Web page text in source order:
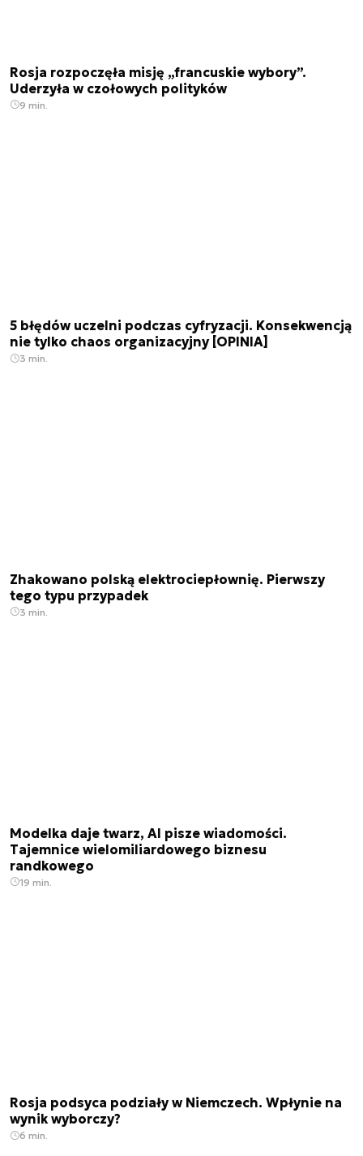
Rosja rozpoczęła misję „francuskie wybory”.
Uderzyła w czołowych polityków
9 min.
5 błędów uczelni podczas cyfryzacji. Konsekwencją
nie tylko chaos organizacyjny [OPINIA]
3 min.
Zhakowano polską elektrociepłownię. Pierwszy
tego typu przypadek
3 min.
Modelka daje twarz, AI pisze wiadomości.
Tajemnice wielomiliardowego biznesu
randkowego
19 min.
Rosja podsyca podziały w Niemczech. Wpłynie na
wynik wyborczy?
6 min.